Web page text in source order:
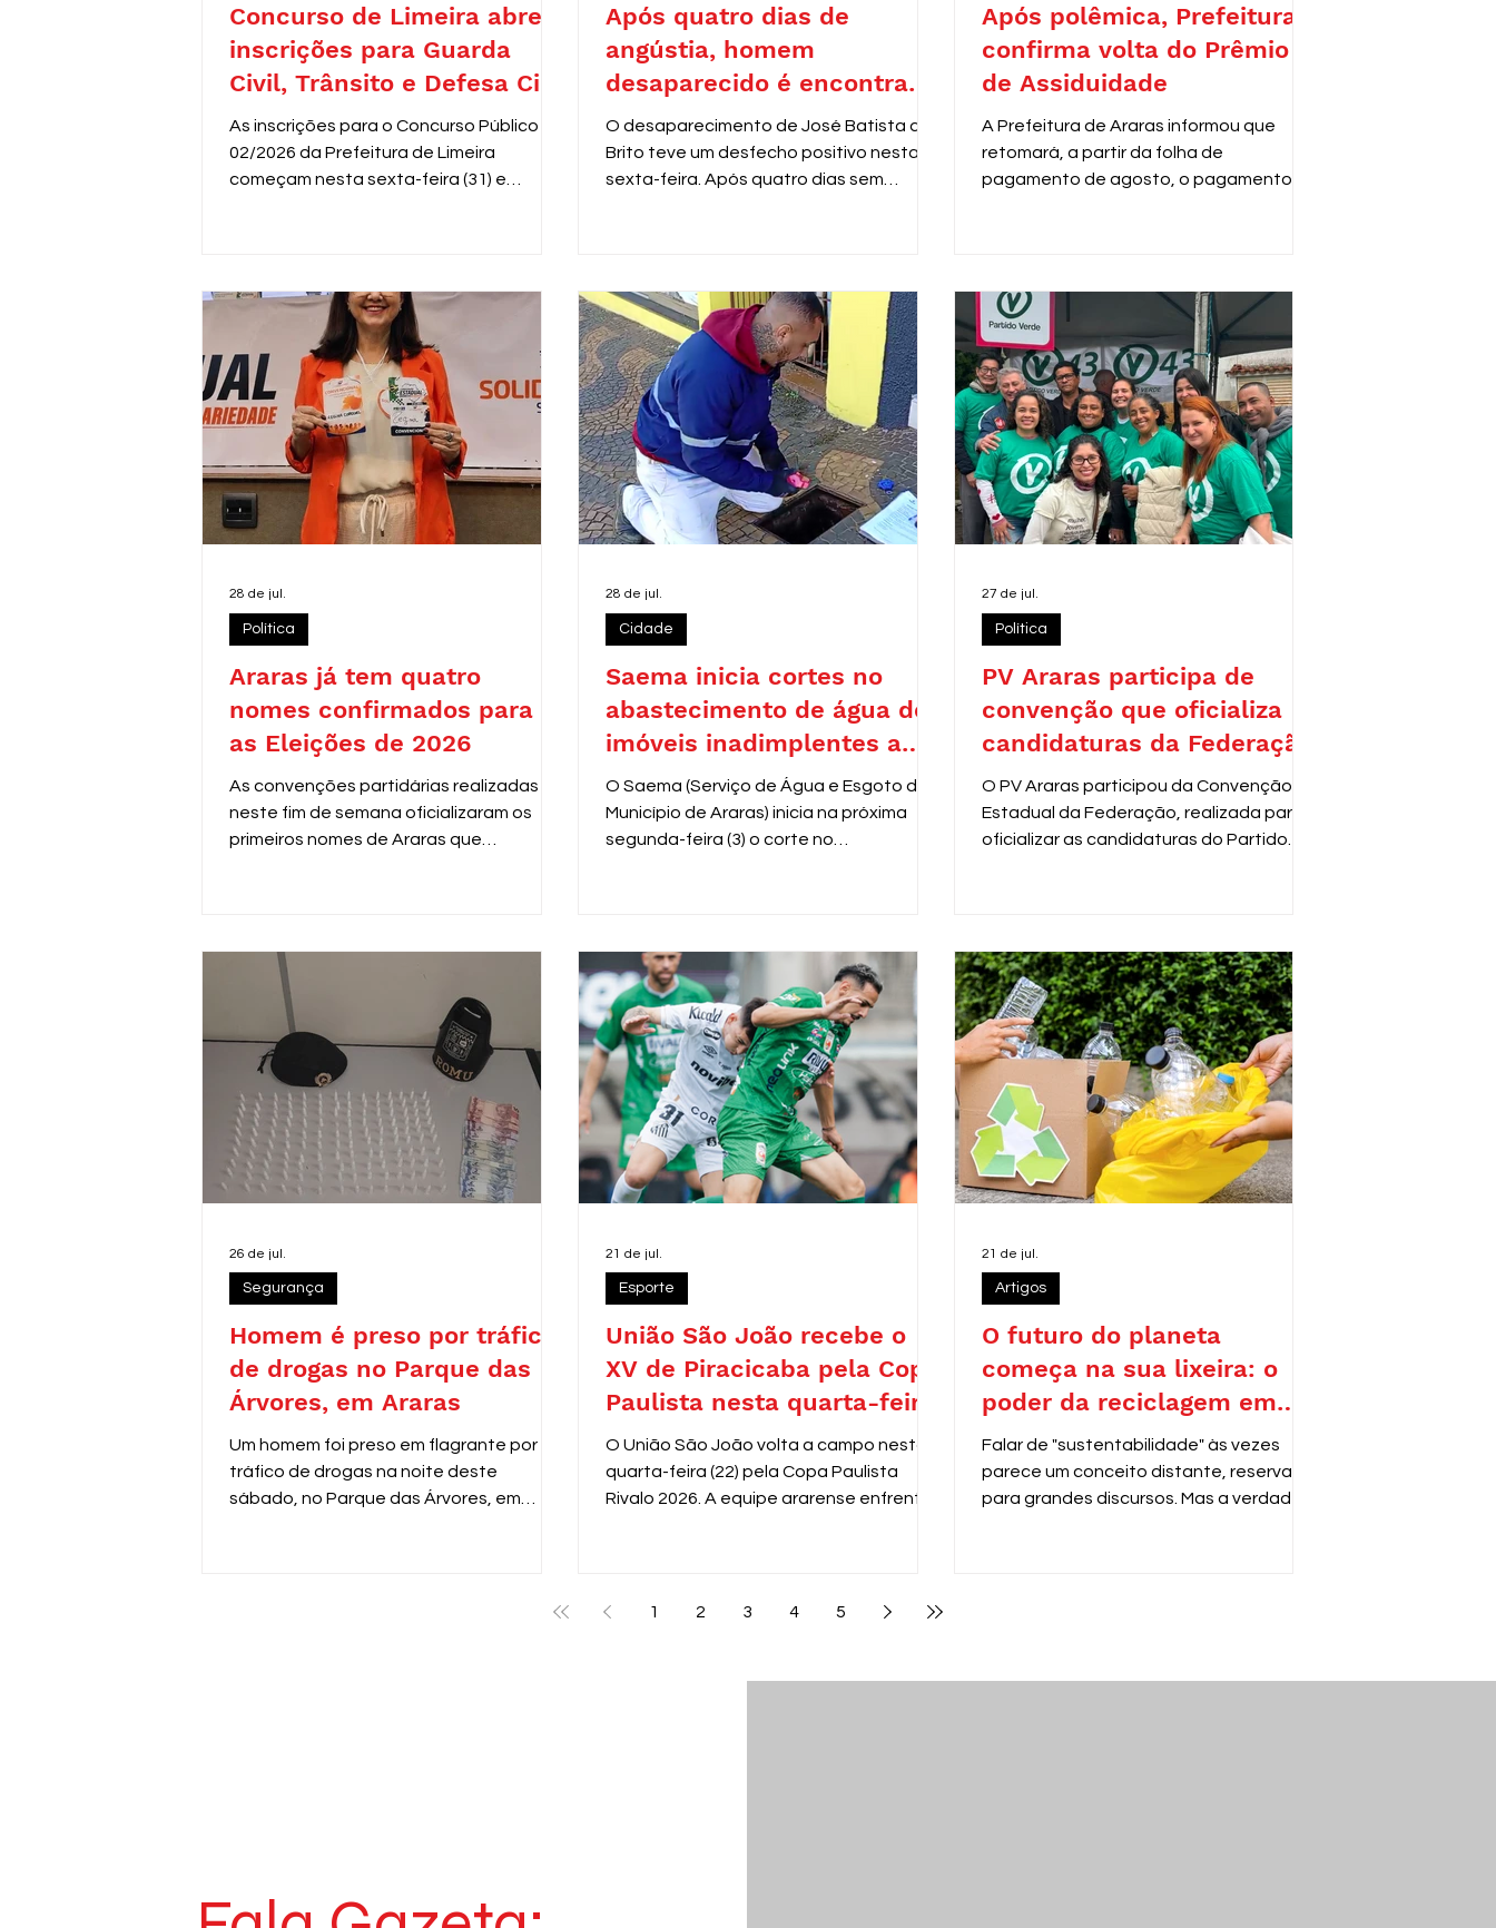
Concurso de Limeira abre
inscrições para Guarda
Civil, Trânsito e Defesa Civil
com 30 vagas imediatas
As inscrições para o Concurso Público nº
02/2026 da Prefeitura de Limeira
começam nesta sexta-feira (31) e
destinados a candidatos com ensino
médio. Os salários variam de R$ 2.967,51
a R$ 3.306,26.
Após quatro dias de
angústia, homem
desaparecido é encontrado
em Araras
O desaparecimento de José Batista de
Brito teve um desfecho positivo nesta
sexta-feira. Após quatro dias sem
Após polêmica, Prefeitura
confirma volta do Prêmio
de Assiduidade
A Prefeitura de Araras informou que
retomará, a partir da folha de
pagamento de agosto, o pagamento do
de São Paulo (TJSP).
Araras já tem quatro
nomes confirmados para
as Eleições de 2026
As convenções partidárias realizadas
neste fim de semana oficializaram os
primeiros nomes de Araras que
Política
28 de jul.
Saema inicia cortes no
abastecimento de água de
imóveis inadimplentes a
partir de 3 de agosto
O Saema (Serviço de Água e Esgoto do
Município de Araras) inicia na próxima
segunda-feira (3) o corte no
Cidade
28 de jul.
PV Araras participa de
convenção que oficializa
candidaturas da Federação
O PV Araras participou da Convenção
Estadual da Federação, realizada para
oficializar as candidaturas do Partido
com pautas como sustentabilidade,
democracia e desenvolvimento
responsável.
Política
27 de jul.
Homem é preso por tráfico
de drogas no Parque das
Árvores, em Araras
Um homem foi preso em flagrante por
tráfico de drogas na noite deste
sábado, no Parque das Árvores, em
Segurança
26 de jul.
União São João recebe o
XV de Piracicaba pela Copa
Paulista nesta quarta-feira
O União São João volta a campo nesta
quarta-feira (22) pela Copa Paulista
Rivalo 2026. A equipe ararense enfrenta
estadual.
Esporte
21 de jul.
O futuro do planeta
começa na sua lixeira: o
poder da reciclagem em
nossas mãos
Falar de "sustentabilidade" às vezes
parece um conceito distante, reservado
para grandes discursos. Mas a verdade é
Artigos
21 de jul.
1 2 3 4 5